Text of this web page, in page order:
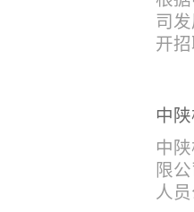
司
开
会
等
先
计
校
中
限
人
中
限
人